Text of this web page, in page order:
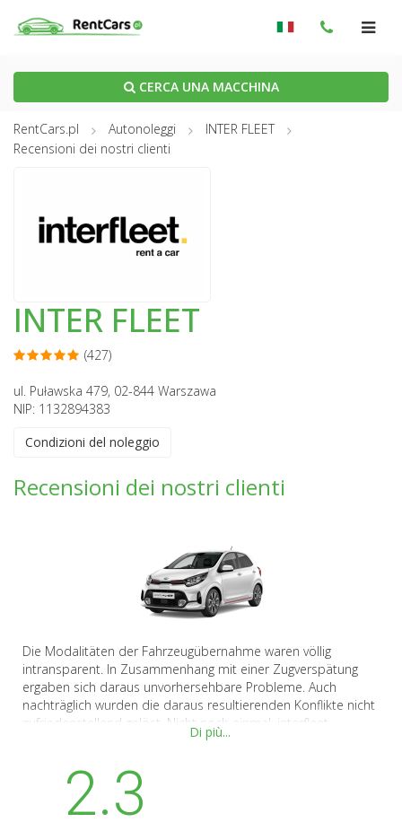
CERCA UNA MACCHINA
RentCars.pl Autonoleggi
INTER FLEET
Recensioni dei nostri clienti
INTER FLEET
(427)
ul. Puławska 479, 02-844 Warszawa
NIP: 1132894383
Condizioni del noleggio
Recensioni dei nostri clienti
Die Modalitäten der Fahrzeugübernahme waren völlig
intransparent. In Zusammenhang mit einer Zugverspätung
ergaben sich daraus unvorhersehbare Probleme. Auch
nachträglich wurden die daraus resultierenden Konflikte nicht
zufriedenstellend gelöst. Nicht noch einmal: interfleet.
Di più...
2.3